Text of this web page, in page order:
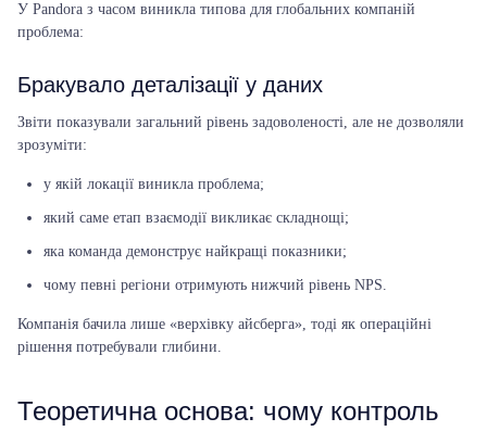
У Pandora з часом виникла типова для глобальних компаній
проблема:
Бракувало деталізації у даних
Звіти показували загальний рівень задоволеності, але не дозволяли
зрозуміти:
у якій локації виникла проблема;
який саме етап взаємодії викликає складнощі;
яка команда демонструє найкращі показники;
чому певні регіони отримують нижчий рівень NPS.
Компанія бачила лише «верхівку айсберга», тоді як операційні
рішення потребували глибини.
Теоретична основа: чому контроль